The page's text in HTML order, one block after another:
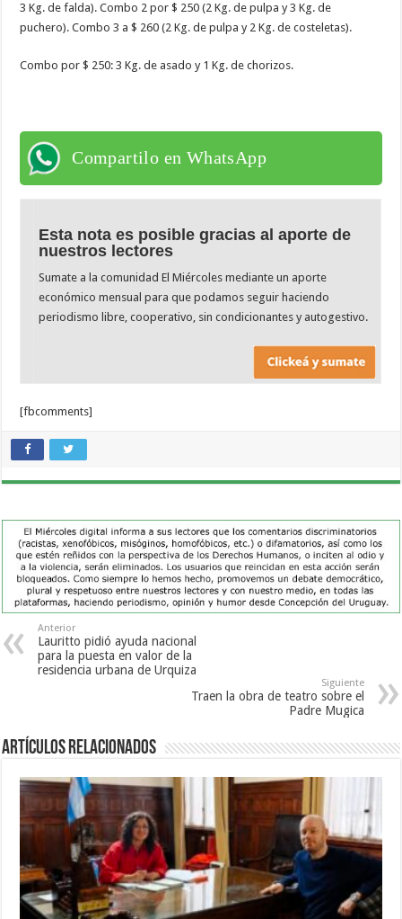
3 Kg. de falda). Combo 2 por $ 250 (2 Kg. de pulpa y 3 Kg. de
puchero). Combo 3 a $ 260 (2 Kg. de pulpa y 2 Kg. de costeletas).
Combo por $ 250: 3 Kg. de asado y 1 Kg. de chorizos.
Compartilo en WhatsApp
Esta nota es posible gracias al aporte de
nuestros lectores
Sumate a la comunidad El Miércoles mediante un aporte
económico mensual para que podamos seguir haciendo
periodismo libre, cooperativo, sin condicionantes y autogestivo.
[fbcomments]
Anterior
Lauritto pidió ayuda nacional
para la puesta en valor de la
residencia urbana de Urquiza
Siguiente
Traen la obra de teatro sobre el
Padre Mugica
Artículos Relacionados